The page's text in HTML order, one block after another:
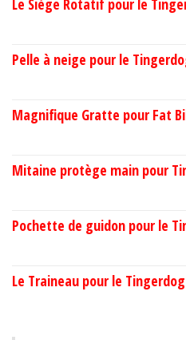
Le Siège Rotatif pour le
Pelle à neige pour le
Magnifique Gratte pour Fat
Mitaine protège main pour
Pochette de guidon pour le
Le Traineau pour le Tingerdog